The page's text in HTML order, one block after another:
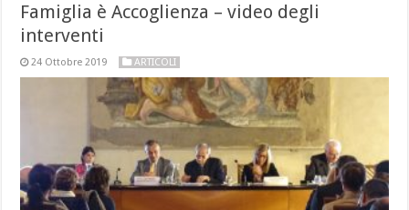
Famiglia è Accoglienza – video degli
interventi
24 Ottobre 2019 ARTICOLI